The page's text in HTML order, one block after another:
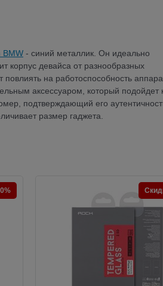
BMW - синий металлик. Он идеально
корпус девайса от разнообразных
на работоспособность
аксессуаром, который подойдет
подтверждающий его
размер гаджета.